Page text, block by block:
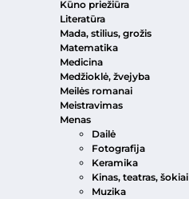
Kūno priežiūra
Literatūra
Mada, stilius, grožis
Matematika
Medicina
Medžioklė, žvejyba
Meilės romanai
Meistravimas
Menas
Dailė
Fotografija
Keramika
Kinas, teatras, šokiai
Muzika